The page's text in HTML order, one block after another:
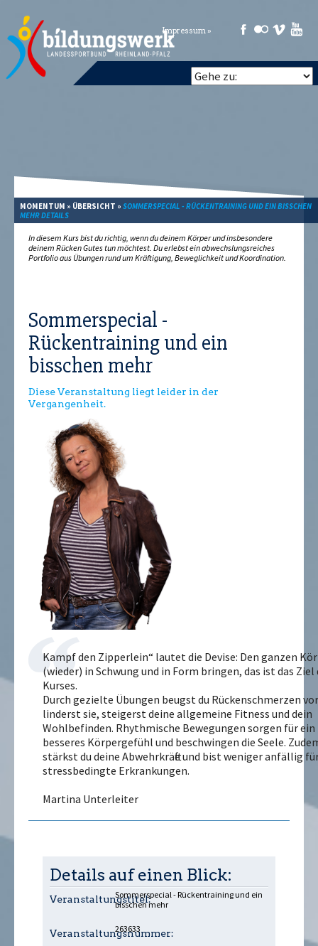
Impressum »
MOMENTUM » ÜBERSICHT » SOMMERSPECIAL - RÜCKENTRAINING UND EIN BISSCHEN
MEHR DETAILS
In diesem Kurs bist du richtig, wenn du deinem Körper und insbesondere
deinem Rücken Gutes tun möchtest. Du erlebst ein abwechslungsreiches
Portfolio aus Übungen rund um Kräftigung, Beweglichkeit und Koordination.
Sommerspecial -
Rückentraining und ein
bisschen mehr
Diese Veranstaltung liegt leider in der
Vergangenheit.
Kampf den Zipperlein“ lautet die Devise: Den ganzen
(wieder) in Schwung und in Form bringen, das ist das Ziel
Kurses.
Durch gezielte Übungen beugst du Rückenschmerzen
linderst sie, steigerst deine allgemeine Fitness und dein
Wohlbefinden. Rhythmische Bewegungen sorgen für ein
besseres Körpergefühl und beschwingen die Seele.
stärkst du deine Abwehrkräfte und bist weniger anfällig
stressbedingte Erkrankungen.
Martina Unterleiter
Details auf einen Blick:
Veranstaltungstitel:Sommerspecial - Rückentraining und ein
bisschen mehr
Veranstaltungsnummer:
263633